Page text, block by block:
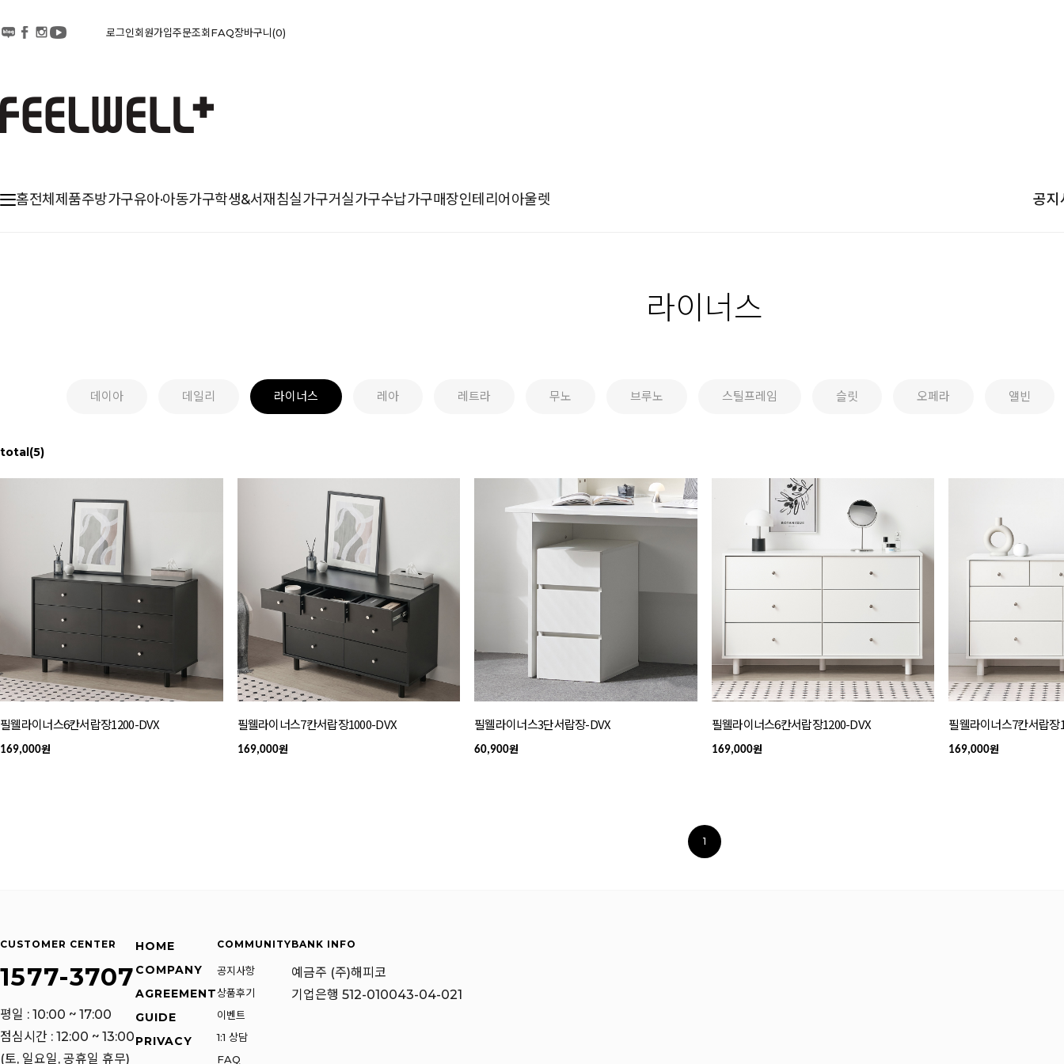
로그인회원가입주문조회FAQ장바구니 0
홈전체제품주방가구유아·아동가구학생&서재 침실가구거실가구수납가구매장인테리어 아울렛 공지
라이너스
데이아 데일리 라이너스 레아 레트라 무노 브루노 스틸프레임 슬릿 오페라 앨빈
total(5)
필웰라이너스6칸서랍장1200-DVX
169,000원
필웰라이너스7칸서랍장1000-DVX
169,000원
필웰라이너스3단서랍장-DVX
60,900원
필웰라이너스6칸서랍장1200-DVX
169,000원
필웰라이너스7칸서랍장
169,000원
1
CUSTOMER CENTER
1577-3707
평일 : 10:00 ~ 17:00
점심시간 : 12:00 ~ 13:00
(토, 일요일, 공휴일 휴무)
HOME
COMPANY
AGREEMENT
GUIDE
PRIVACY
COMMUNITY
공지사항
상품후기
이벤트
1:1 상담
FAQ
BANK INFO
예금주 (주)해피코
기업은행 512-010043-04-021